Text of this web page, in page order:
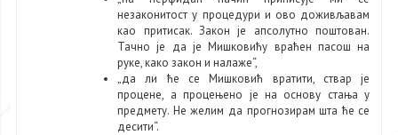
незаконитост у процедури и ово доживљавам
као притисак. Закон је апсолутно поштован.
Тачно је да је Мишковићу враћен пасош на
руке, како закон и налаже“,
„да ли ће се Мишковић вратити, ствар је
процене, а процењено је на основу стања у
предмету. Не желим да прогнозирам шта ће се
десити“.